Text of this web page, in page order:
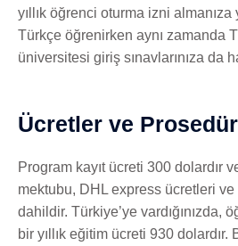
yıllık öğrenci oturma izni almanıza
Türkçe öğrenirken aynı zamanda
üniversitesi giriş sınavlarınıza da
Ücretler ve
Program kayıt ücreti 300 dolardır
mektubu, DHL express ücretleri
dahildir. Türkiye’ye vardığınızda,
bir yıllık eğitim ücreti 930